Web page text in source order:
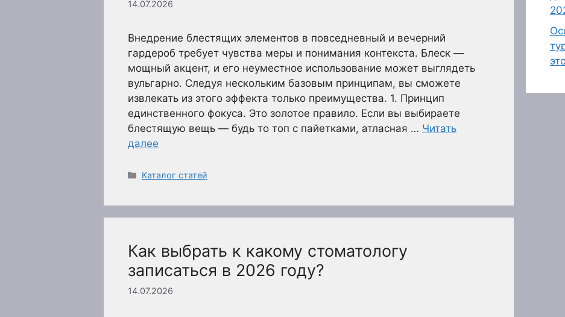
14.07.2026
Внедрение блестящих элементов в повседневный и вечерний
гардероб требует чувства меры и понимания контекста. Блеск —
мощный акцент, и его неуместное использование может выглядеть
вульгарно. Следуя нескольким базовым принципам, вы сможете
извлекать из этого эффекта только преимущества. 1. Принцип
единственного фокуса. Это золотое правило. Если вы выбираете
блестящую вещь — будь то топ с пайетками, атласная … Читать
далее
Рубрики
Каталог статей
Как выбрать к какому стоматологу
записаться в 2026 году?
14.07.2026